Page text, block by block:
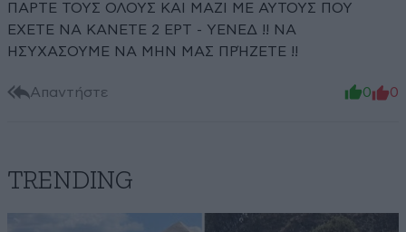
ΠΑΡΤΕ ΤΟΥΣ ΟΛΟΥΣ ΚΑΙ ΜΑΖΙ ΜΕ ΑΥΤΟΥΣ ΠΟΥ
ΕΧΕΤΕ ΝΑ ΚΑΝΕΤΕ 2 ΕΡΤ - ΥΕΝΕΔ !! ΝΑ
ΗΣΥΧΑΣΟΥΜΕ ΝΑ ΜΗΝ ΜΑΣ ΠΡΉΖΕΤΕ !!
Απαντήστε 0 0
TRENDING